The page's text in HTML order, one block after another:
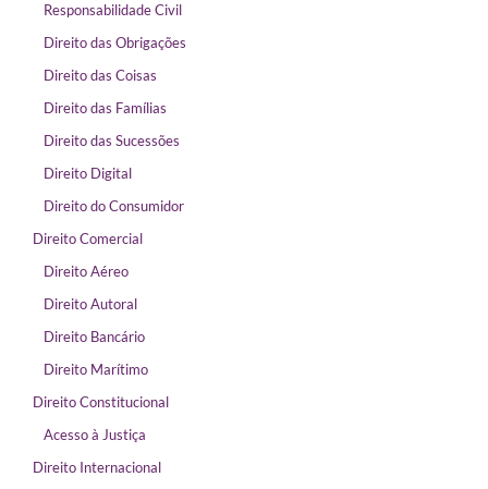
Responsabilidade Civil
Direito das Obrigações
Direito das Coisas
Direito das Famílias
Direito das Sucessões
Direito Digital
Direito do Consumidor
Direito Comercial
Direito Aéreo
Direito Autoral
Direito Bancário
Direito Marítimo
Direito Constitucional
Acesso à Justiça
Direito Internacional